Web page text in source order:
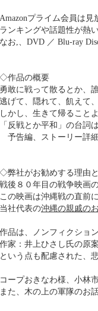
Amazonプライム会員は見
ランキングや話題性が熱
なお,、DVD ／ Blu-ray
◇作品の概要
勇敢に戦って散るとか、
逃げて、隠れて、飢えて
しかし、生きて帰ること
「反戦とか平和」の台詞
予告編、ストーリー
◇弊社がお勧めする理由
戦後８０年目の戦争映画
この映画は沖縄戦の直前
当社代表の沖縄の親戚の
作品は、ノンフィクショ
作家：井上ひさし氏の原
という点も配慮された、
コープおきなわ様、小林
また、木の上の軍隊のお